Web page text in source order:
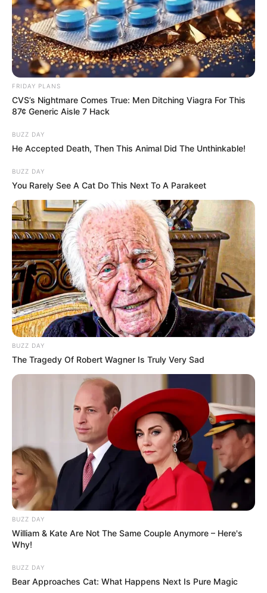
FRIDAY PLANS
CVS’s Nightmare Comes True: Men Ditching Viagra For This
87¢ Generic Aisle 7 Hack
BUZZ DAY
He Accepted Death, Then This Animal Did The Unthinkable!
BUZZ DAY
You Rarely See A Cat Do This Next To A Parakeet
BUZZ DAY
The Tragedy Of Robert Wagner Is Truly Very Sad
BUZZ DAY
William & Kate Are Not The Same Couple Anymore – Here's
Why!
BUZZ DAY
Bear Approaches Cat: What Happens Next Is Pure Magic